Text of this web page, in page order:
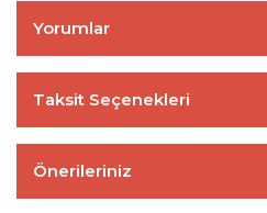
Yorumlar
Taksit Seçenekleri
Önerileriniz